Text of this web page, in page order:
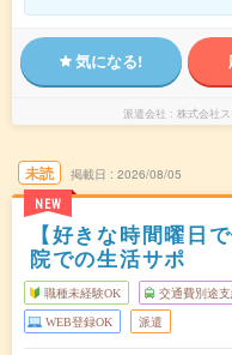
気になる!
派遣会社 株式会社
未読
NEW
掲載日 2026/08/05
【好きな時間曜日
院での生活サポ
職種未経験OK 交通費別途支
WEB登録OK 派遣